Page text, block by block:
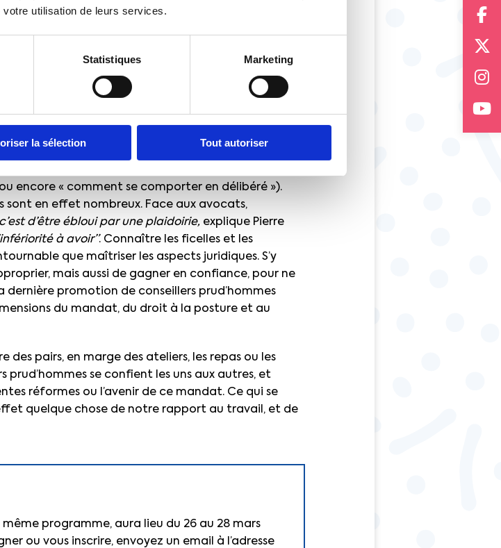
utilisation de leurs services.
Statistiques Marketing
la sélection Tout autoriser
des subtilités et arcanes du Code du travail,
effets de manches), courant lors des
alternent avec des ateliers participatifs ; tous deux
ou d’anciens conseillers prud’hommes. Au
encore « comment se comporter en délibéré »).
sont en effet nombreux. Face aux avocats,
d’être ébloui par une plaidoirie, explique Pierre
à avoir”. Connaître les ficelles et les
que maîtriser les aspects juridiques. S’y
mais aussi de gagner en confiance, pour ne
promotion de conseillers prud’hommes
du mandat, du droit à la posture et au
des pairs, en marge des ateliers, les repas ou les
prud’hommes se confient les uns aux autres, et
réformes ou l’avenir de ce mandat. Ce qui se
quelque chose de notre rapport au travail, et de
programme, aura lieu du 26 au 28 mars
ou vous inscrire, envoyez un email à l’adresse